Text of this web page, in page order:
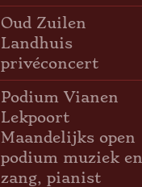
Oud Zuilen
Landhuis
privéconcert
Podium Vianen
Lekpoort
Maandelijks open
podium muziek en
zang, pianist